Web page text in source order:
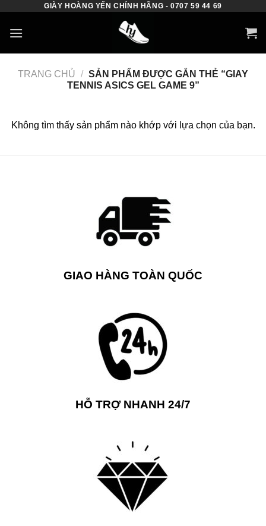
content
GIÀY HOÀNG YẾN CHÍNH HÃNG - 0707 59 44 69
TRANG CHỦ / SẢN PHẨM ĐƯỢC GẮN THẺ “GIAY
TENNIS ASICS GEL GAME 9”
Không tìm thấy sản phẩm nào khớp với lựa chọn của bạn.
GIAO HÀNG TOÀN QUỐC
HỖ TRỢ NHANH 24/7